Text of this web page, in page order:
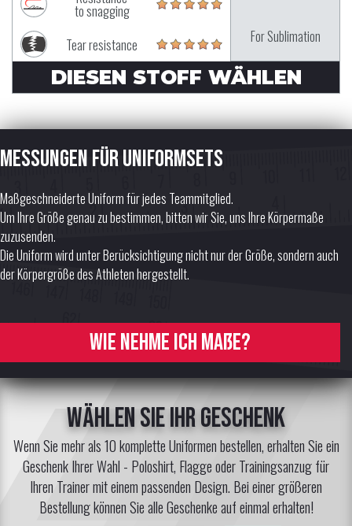
to snagging
Tear resistance
For Sublimation
DIESEN STOFF WÄHLEN
Messungen für Uniformsets
Maßgeschneiderte Uniform für jedes Teammitglied.
Um Ihre Größe genau zu bestimmen, bitten wir Sie, uns Ihre Körpermaße
zuzusenden.
Die Uniform wird unter Berücksichtigung nicht nur der Größe, sondern auch
der Körpergröße des Athleten hergestellt.
Wie nehme ich Maße?
Wählen Sie Ihr Geschenk
Wenn Sie mehr als 10 komplette Uniformen bestellen, erhalten Sie ein
Geschenk Ihrer Wahl - Poloshirt, Flagge oder Trainingsanzug für
Ihren Trainer mit einem passenden Design. Bei einer größeren
Bestellung können Sie alle Geschenke auf einmal erhalten!